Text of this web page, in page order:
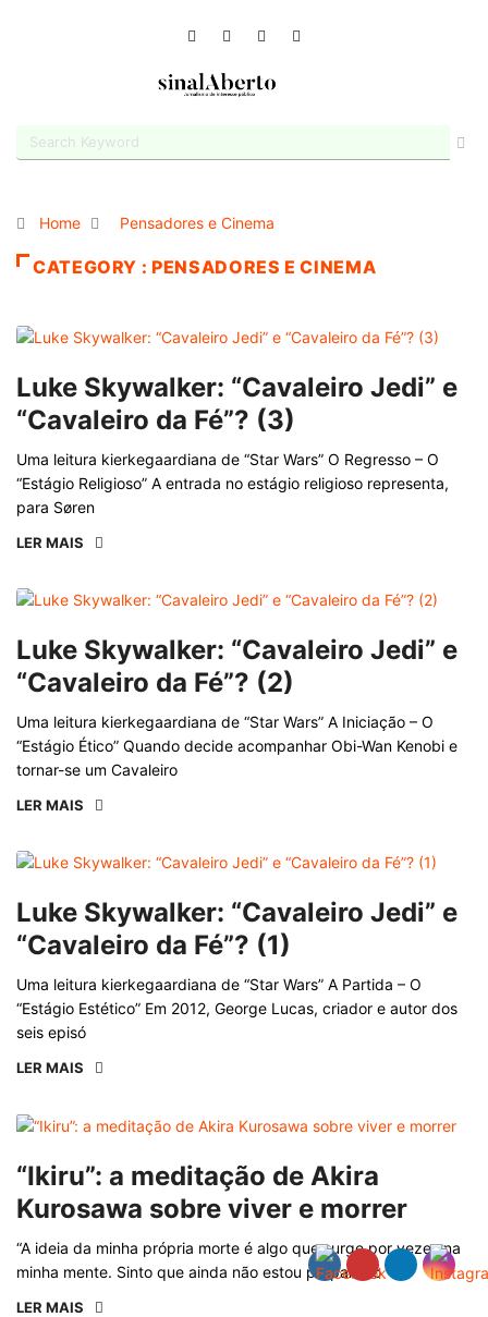
Home Pensadores e Cinema
CATEGORY : PENSADORES E CINEMA
Luke Skywalker: “Cavaleiro Jedi” e
“Cavaleiro da Fé”? (3)
Uma leitura kierkegaardiana de “Star Wars” O Regresso – O
“Estágio Religioso” A entrada no estágio religioso representa,
para Søren
LER MAIS
Luke Skywalker: “Cavaleiro Jedi” e
“Cavaleiro da Fé”? (2)
Uma leitura kierkegaardiana de “Star Wars” A Iniciação – O
“Estágio Ético” Quando decide acompanhar Obi-Wan Kenobi e
tornar-se um Cavaleiro
LER MAIS
Luke Skywalker: “Cavaleiro Jedi” e
“Cavaleiro da Fé”? (1)
Uma leitura kierkegaardiana de “Star Wars” A Partida – O
“Estágio Estético” Em 2012, George Lucas, criador e autor dos
seis episó
LER MAIS
“Ikiru”: a meditação de Akira
Kurosawa sobre viver e morrer
“A ideia da minha própria morte é algo que surge por vezes na
minha mente. Sinto que ainda não estou preparado
LER MAIS